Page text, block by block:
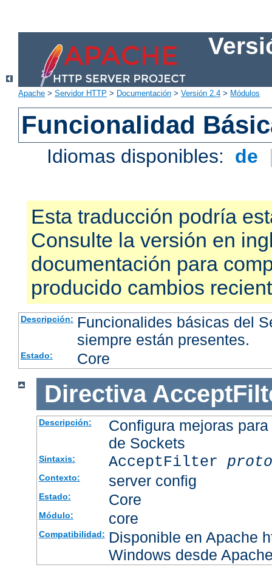
Apache > Servidor HTTP > Documentación > Versión 2.4 > Módulos
Funcionalidad
Idiomas disponibles: de
Esta traducción podría
Consulte la versión en
documentación para
producido cambios
Descripción: Funcionalides básicas del
siempre están presentes.
Estado: Core
Directiva
Descripción:
Configura mejoras
de Sockets
Sintaxis: AcceptFilter
Contexto: server config
Estado: Core
Módulo: core
Compatibilidad: Disponible en Apache
Windows desde